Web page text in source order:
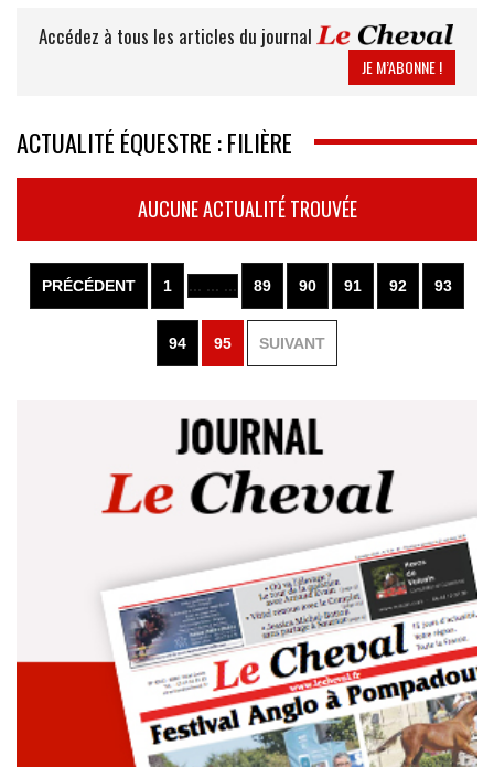
Accédez à tous les articles du journal
JE M’ABONNE !
ACTUALITÉ ÉQUESTRE : FILIÈRE
AUCUNE ACTUALITÉ TROUVÉE
PRÉCÉDENT 1 ... ... ... 89 90 91 92 93
94 95 SUIVANT